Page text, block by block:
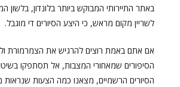
באתר התיירותי המבוקש ביותר בלונדון,
לשריין מקום מראש, כי היצע הסיורים די מוגבל.
אם אתם באמת רוצים להרגיש את הצמרמורת
הסיפורים שמאחורי המצבות, אל תסתפקו
הסיורים הרשמיים, מצאנו כמה הצעות שנראות